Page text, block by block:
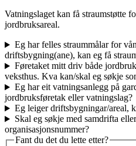
Vatningslaget kan få straumstøtte
jordbruksareal.
Eg har felles straummålar for
driftsbygning(ane), kan eg få
Føretaket mitt driv både
veksthus. Kva kan/skal eg søkje
Eg har eit vatningsanlegg på
jordbruksføretak eller vatningslag?
Eg leiger driftsbygningar/areal,
Skal eg søkje med samdrifta
organisasjonsnummer?
Fant du det du lette etter?